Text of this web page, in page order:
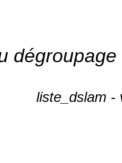
liste_dslam -